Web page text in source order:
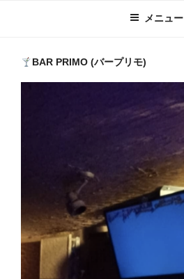
メニュー
BAR PRIMO (バープリモ)